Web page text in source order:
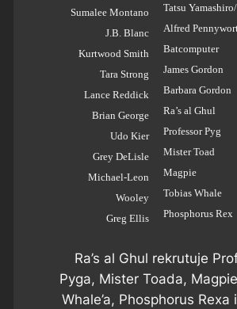
Sumalee Montano
J.B. Blanc
Kurtwood Smith
Tara Strong
Lance Reddick
Brian George
Udo Kier
Grey DeLisle
Michael-Leon
Wooley
Greg Ellis
Tatsu
Alfred
Batcomputer
James Gordon
Barbara Gordon
Ra’s al Ghul
Professor Pyg
Mister Toad
Magpie
Tobias Whale
Phosphorus Rex
Ra’s al Ghul rekrutuje
Pyga, Mister Toada,
Whale’a, Phosphorus Rexa